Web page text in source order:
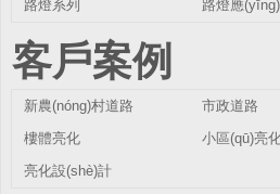
路燈系列 路燈應
客戶案例
新農(nóng)村道路 市政道路
樓體亮化
小區(qū)亮
亮化設(shè)計